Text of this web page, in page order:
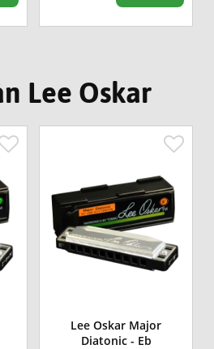
Lee Oskar
Lee Oskar Major
Diatonic - Eb